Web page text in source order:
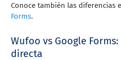
Conoce también las diferencias
Forms.
Wufoo vs Google
directa